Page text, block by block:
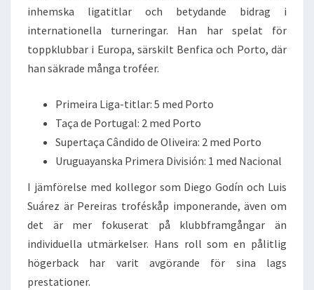
inhemska ligatitlar och betydande bidrag i
internationella turneringar. Han har spelat för
toppklubbar i Europa, särskilt Benfica och Porto, där
han säkrade många troféer.
Primeira Liga-titlar: 5 med Porto
Taça de Portugal: 2 med Porto
Supertaça Cândido de Oliveira: 2 med Porto
Uruguayanska Primera División: 1 med Nacional
I jämförelse med kollegor som Diego Godín och Luis
Suárez är Pereiras troféskåp imponerande, även om
det är mer fokuserat på klubbframgångar än
individuella utmärkelser. Hans roll som en pålitlig
högerback har varit avgörande för sina lags
prestationer.